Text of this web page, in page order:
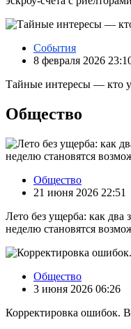
События
8 февраля 2026
Тайные интересы — кто
Общество
Общество
21 июня 2026 22:51
Лето без ущерба: как два
неделю становятся
Общество
3 июня 2026 06:26
Корректировка ошибок.